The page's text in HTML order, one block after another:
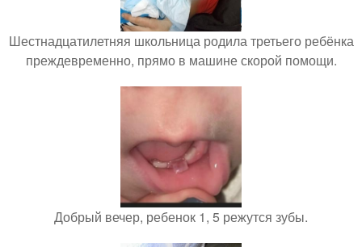
Шестнадцатилетняя школьница родила третьего ребёнка
преждевременно, прямо в машине скорой помощи.
Добрый вечер, ребенок 1, 5 режутся зубы.